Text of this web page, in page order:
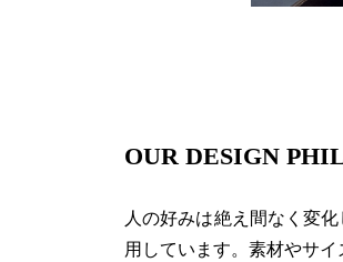
OUR DESIGN
人の好みは絶え間なく変
用しています。素材やサ